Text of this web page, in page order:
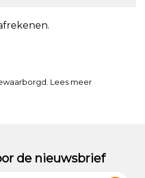
Lees meer
de nieuwsbrief